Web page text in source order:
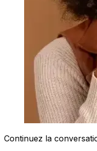
Continuez la